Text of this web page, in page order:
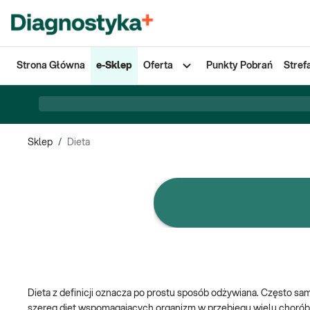
Strona Główna e-Sklep Oferta Punkty Pobrań
Sklep / Dieta
Dieta z definicji oznacza po prostu sposób odżywiana. Często